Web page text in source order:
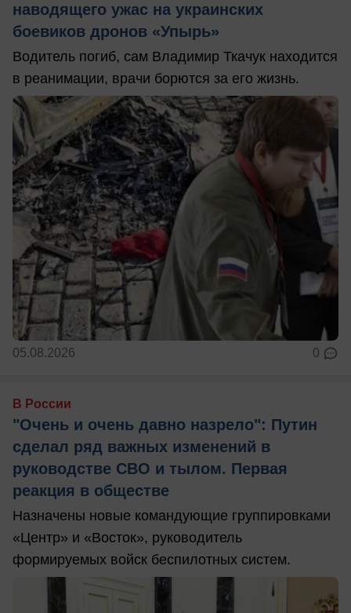
наводящего ужас на украинских
боевиков дронов «Упырь»
Водитель погиб, сам Владимир Ткачук находится
в реанимации, врачи борются за его жизнь.
05.08.2026 0
В России
"Очень и очень давно назрело": Путин
сделал ряд важных изменений в
руководстве СВО и тылом. Первая
реакция в обществе
Назначены новые командующие группировками
«Центр» и «Восток», руководитель
формируемых войск беспилотных систем.